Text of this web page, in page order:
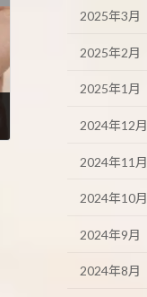
2025年3月
2025年2月
2025年1月
2024年12月
2024年11月
2024年10月
2024年9月
2024年8月